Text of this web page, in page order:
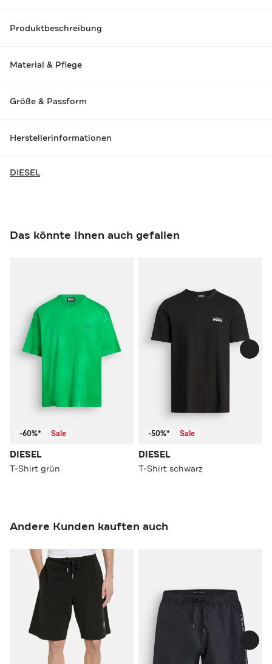
Produktbeschreibung
Material & Pflege
Größe & Passform
Herstellerinformationen
DIESEL
Das könnte Ihnen auch gefallen
-60%* Sale
DIESEL
T-Shirt grün
-50%* Sale
DIESEL
T-Shirt schwarz
Andere Kunden kauften auch